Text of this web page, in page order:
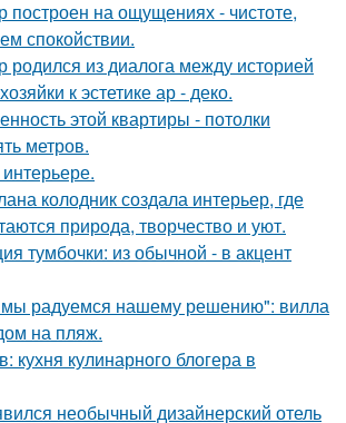
построен на ощущениях - чистоте,
спокойствии.
родился из диалога между историей
к эстетике ар - деко.
этой квартиры - потолки
метров.
колодник создала интерьер, где
природа, творчество и уют.
тумбочки: из обычной - в акцент
радуемся нашему решению": вилла
на пляж.
кухня кулинарного блогера в
необычный дизайнерский отель